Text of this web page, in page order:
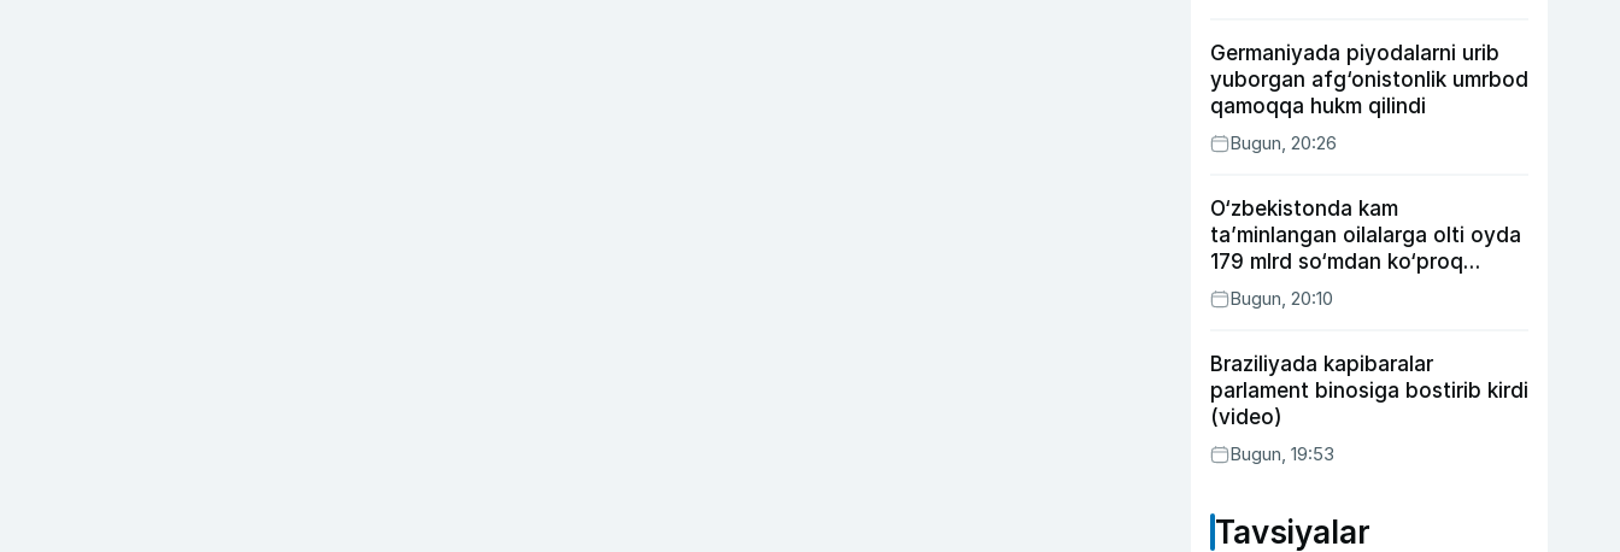
Germaniyada piyodalarni urib
yuborgan afg‘onistonlik umrbod
qamoqqa hukm qilindi
Bugun, 20:26
O‘zbekistonda kam
ta’minlangan oilalarga olti oyda
179 mlrd so‘mdan ko‘proq
ijtimoiy keshbek to‘lab berildi
Bugun, 20:10
Braziliyada kapibaralar
parlament binosiga bostirib kirdi
(video)
Bugun, 19:53
Tavsiyalar